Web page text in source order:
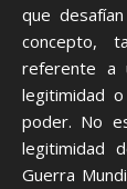
que
concepto,
referente a
legitimidad
poder. No
legitimidad
Guerra